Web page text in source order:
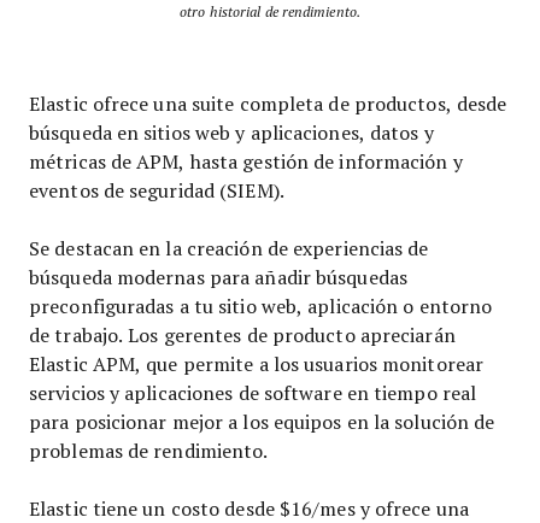
otro historial de rendimiento.
Elastic ofrece una suite completa de productos, desde
búsqueda en sitios web y aplicaciones, datos y
métricas de APM, hasta gestión de información y
eventos de seguridad (SIEM).
Se destacan en la creación de experiencias de
búsqueda modernas para añadir búsquedas
preconfiguradas a tu sitio web, aplicación o entorno
de trabajo. Los gerentes de producto apreciarán
Elastic APM, que permite a los usuarios monitorear
servicios y aplicaciones de software en tiempo real
para posicionar mejor a los equipos en la solución de
problemas de rendimiento.
Elastic tiene un costo desde $16/mes y ofrece una